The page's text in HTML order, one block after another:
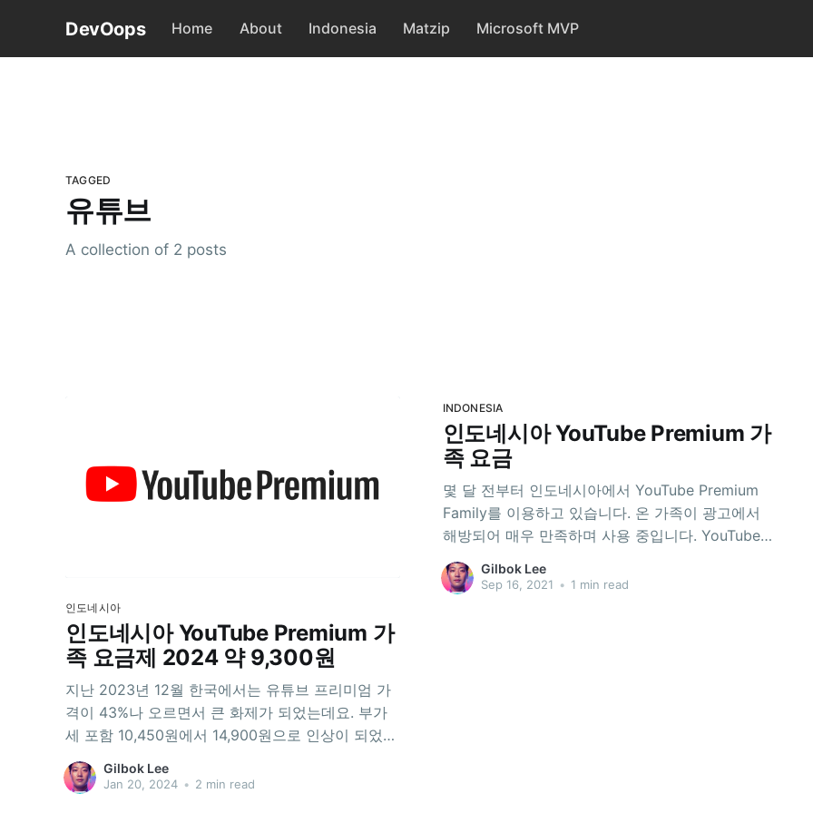
DevOops Home About Indonesia Matzip Microsoft MVP
TAGGED
유튜브
A collection of 2 posts
인도네시아
인도네시아 YouTube Premium 가
족 요금제 2024 약 9,300원
지난 2023년 12월 한국에서는 유튜브 프리미엄 가
격이 43%나 오르면서 큰 화제가 되었는데요. 부가
세 포함 10,450원에서 14,900원으로 인상이 되었지
요. 게다가 이 가격은 개인 사용자를 위한 플랜의 가
격이고, 패밀리 플랜은 아예 제공되고 있지 않지요.
Gilbok Lee
Jan 20, 2024 • 2 min read
INDONESIA
인도네시아 YouTube Premium 가
족 요금
몇 달 전부터 인도네시아에서 YouTube Premium
Family를 이용하고 있습니다. 온 가족이 광고에서
해방되어 매우 만족하며 사용 중입니다. YouTube
Music도 쓸만하고요. 대신 VIBE(구 네이버 뮤직)는
사용중지 하였습니다. 가격은 IDR 89,000(한화
Gilbok Lee
Sep 16, 2021 • 1 min read